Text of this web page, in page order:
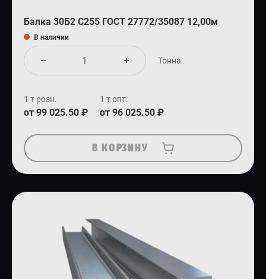
Балка 30Б2 С255 ГОСТ 27772/35087 12,00м
В наличии
Тонна
1 т розн.
от 99 025.50 ₽
1 т опт.
от 96 025.50 ₽
В КОРЗИНУ